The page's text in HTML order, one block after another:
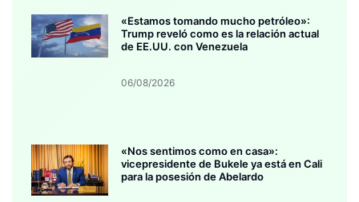
«Estamos tomando mucho petróleo»:
Trump reveló como es la relación actual
de EE.UU. con Venezuela
06/08/2026
«Nos sentimos como en casa»:
vicepresidente de Bukele ya está en Cali
para la posesión de Abelardo